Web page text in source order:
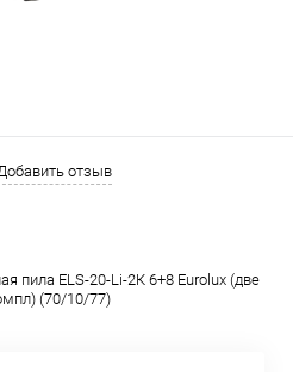
отзыв
пила ELS-20-Li-2К 6+8 Eurolux (две
(70/10/77)